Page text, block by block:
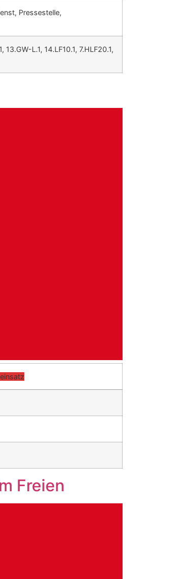
Pressestelle,
13.GW-L.1, 14.LF10.1, 7.HLF20.1,
Freien